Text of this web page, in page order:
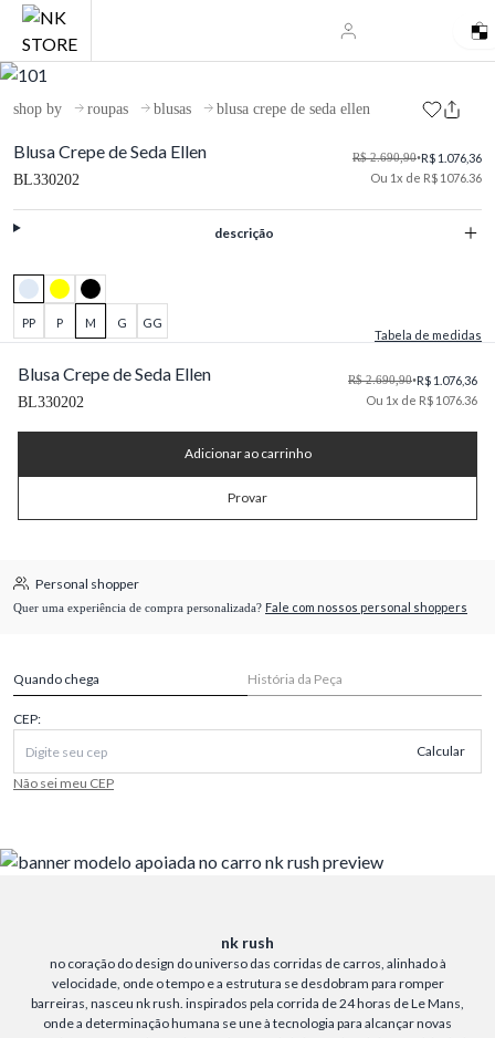
shop by roupas blusas blusa crepe de seda ellen
Blusa Crepe de Seda Ellen
BL330202
R$ 2.690,90•R$ 1.076,36
Ou 1x de R$ 1076.36
descrição
PP P M G
GG
Tabela de medidas
Blusa Crepe de Seda Ellen
BL330202
R$ 2.690,90•R$ 1.076,36
Ou 1x de R$ 1076.36
Adicionar ao carrinho
Provar
Personal shopper
Quer uma experiência de compra personalizada? Fale com nossos personal shoppers
Quando chega História da Peça
CEP:
Calcular
Não sei meu CEP
nk rush
no coração do design do universo das corridas de carros, alinhado à
velocidade, onde o tempo e a estrutura se desdobram para romper
barreiras, nasceu nk rush. inspirados pela corrida de 24 horas de Le Mans,
onde a determinação humana se une à tecnologia para alcançar novas